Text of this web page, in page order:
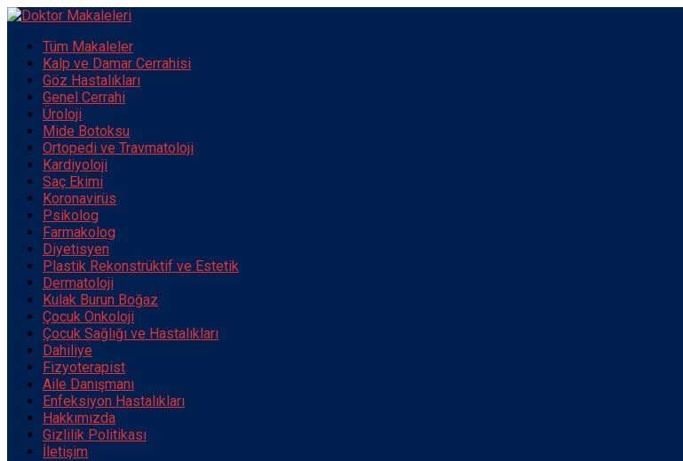
Tüm Makaleler
Kalp ve Damar Cerrahisi
Göz Hastalıkları
Genel Cerrahi
Üroloji
Mide Botoksu
Ortopedi ve Travmatoloji
Kardiyoloji
Saç Ekimi
Koronavirüs
Psikolog
Farmakolog
Diyetisyen
Plastik Rekonstrüktif ve Estetik
Dermatoloji
Kulak Burun Boğaz
Çocuk Onkoloji
Çocuk Sağlığı ve Hastalıkları
Dahiliye
Fizyoterapist
Aile Danışmanı
Enfeksiyon Hastalıkları
Hakkımızda
Gizlilik Politikası
İletişim